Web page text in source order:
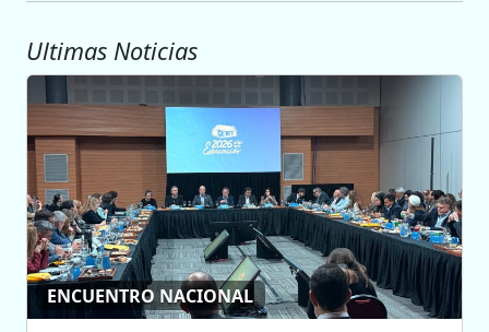
Ultimas Noticias
ENCUENTRO NACIONAL